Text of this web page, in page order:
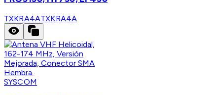
TXKRA4ATXKRA4A
SYSCOM